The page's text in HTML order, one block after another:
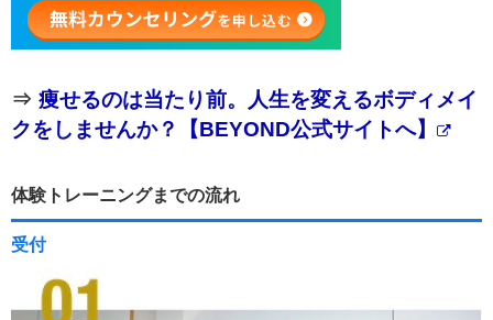
⇒ 痩せるのは当たり前。人生を変えるボディメイ
クをしませんか？【BEYOND公式サイトへ】
体験トレーニングまでの流れ
受付